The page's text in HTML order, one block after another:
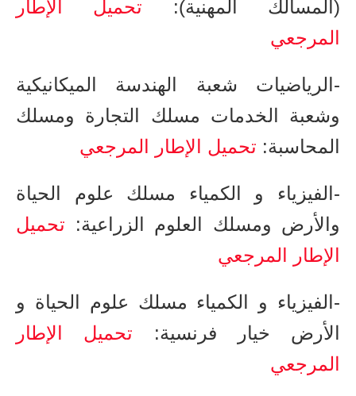
(المسالك المهنية): تحميل الإطار
المرجعي
-الرياضيات​ شعبة الهندسة الميكانيكية
وشعبة الخدمات مسلك التجارة ومسلك
المحاسبة​: تحميل الإطار المرجعي
-الفيزياء و الكمياء مسلك علوم الحياة
والأرض ومسلك العلوم الزراعية: تحميل
الإطار المرجعي
-الفيزياء و الكمياء مسلك علوم الحياة و
الأرض خيار فرنسية​: تحميل الإطار
المرجعي